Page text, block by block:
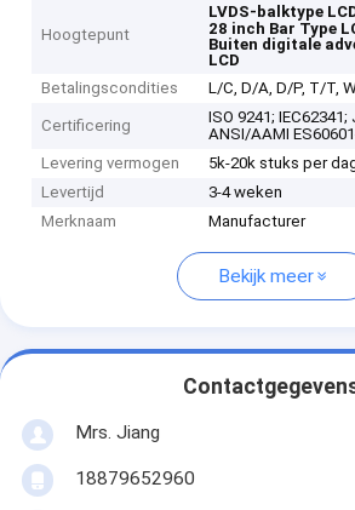
Hoogtepunt
LVDS-balktype
28 inch Bar Type
Buiten digitale
LCD
Betalingscondities
L/C, D/A, D/P, T/T,
Certificering
ISO 9241; IEC62341;
ANSI/AAMI
Levering vermogen
5k-20k stuks per
Levertijd
3-4 weken
Merknaam
Manufacturer
Bekijk meer
Mrs. Jiang
18879652960